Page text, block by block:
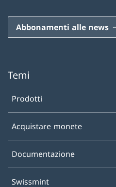
Abbonamenti alle news
Temi
Prodotti
Acquistare monete
Documentazione
Swissmint